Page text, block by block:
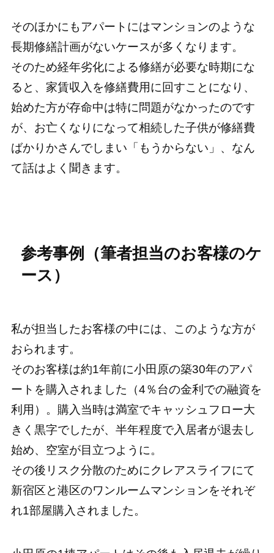
そのほかにもアパートにはマンションのような
長期修繕計画がないケースが多くなります。
そのため経年劣化による修繕が必要な時期にな
ると、家賃収入を修繕費用に回すことになり、
始めた方が存命中は特に問題がなかったのです
が、お亡くなりになって相続した子供が修繕費
ばかりかさんでしまい「もうからない」、なん
て話はよく聞きます。
参考事例（筆者担当のお客様のケ
ース）
私が担当したお客様の中には、このような方が
おられます。
そのお客様は約1年前に小田原の築30年のアパ
ートを購入されました（4％台の金利での融資を
利用）。購入当時は満室でキャッシュフロー大
きく黒字でしたが、半年程度で入居者が退去し
始め、空室が目立つように。
その後リスク分散のためにクレアスライフにて
新宿区と港区のワンルームマンションをそれぞ
れ1部屋購入されました。